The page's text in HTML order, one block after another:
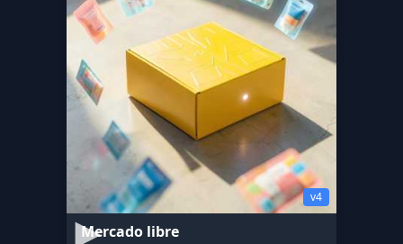
v4
Mercado libre